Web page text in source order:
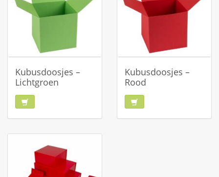
Kubusdoosjes –
Lichtgroen
Kubusdoosjes –
Rood